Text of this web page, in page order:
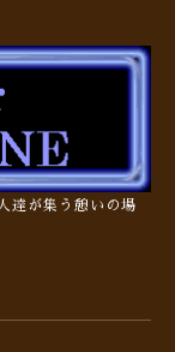
達が集う憩いの場